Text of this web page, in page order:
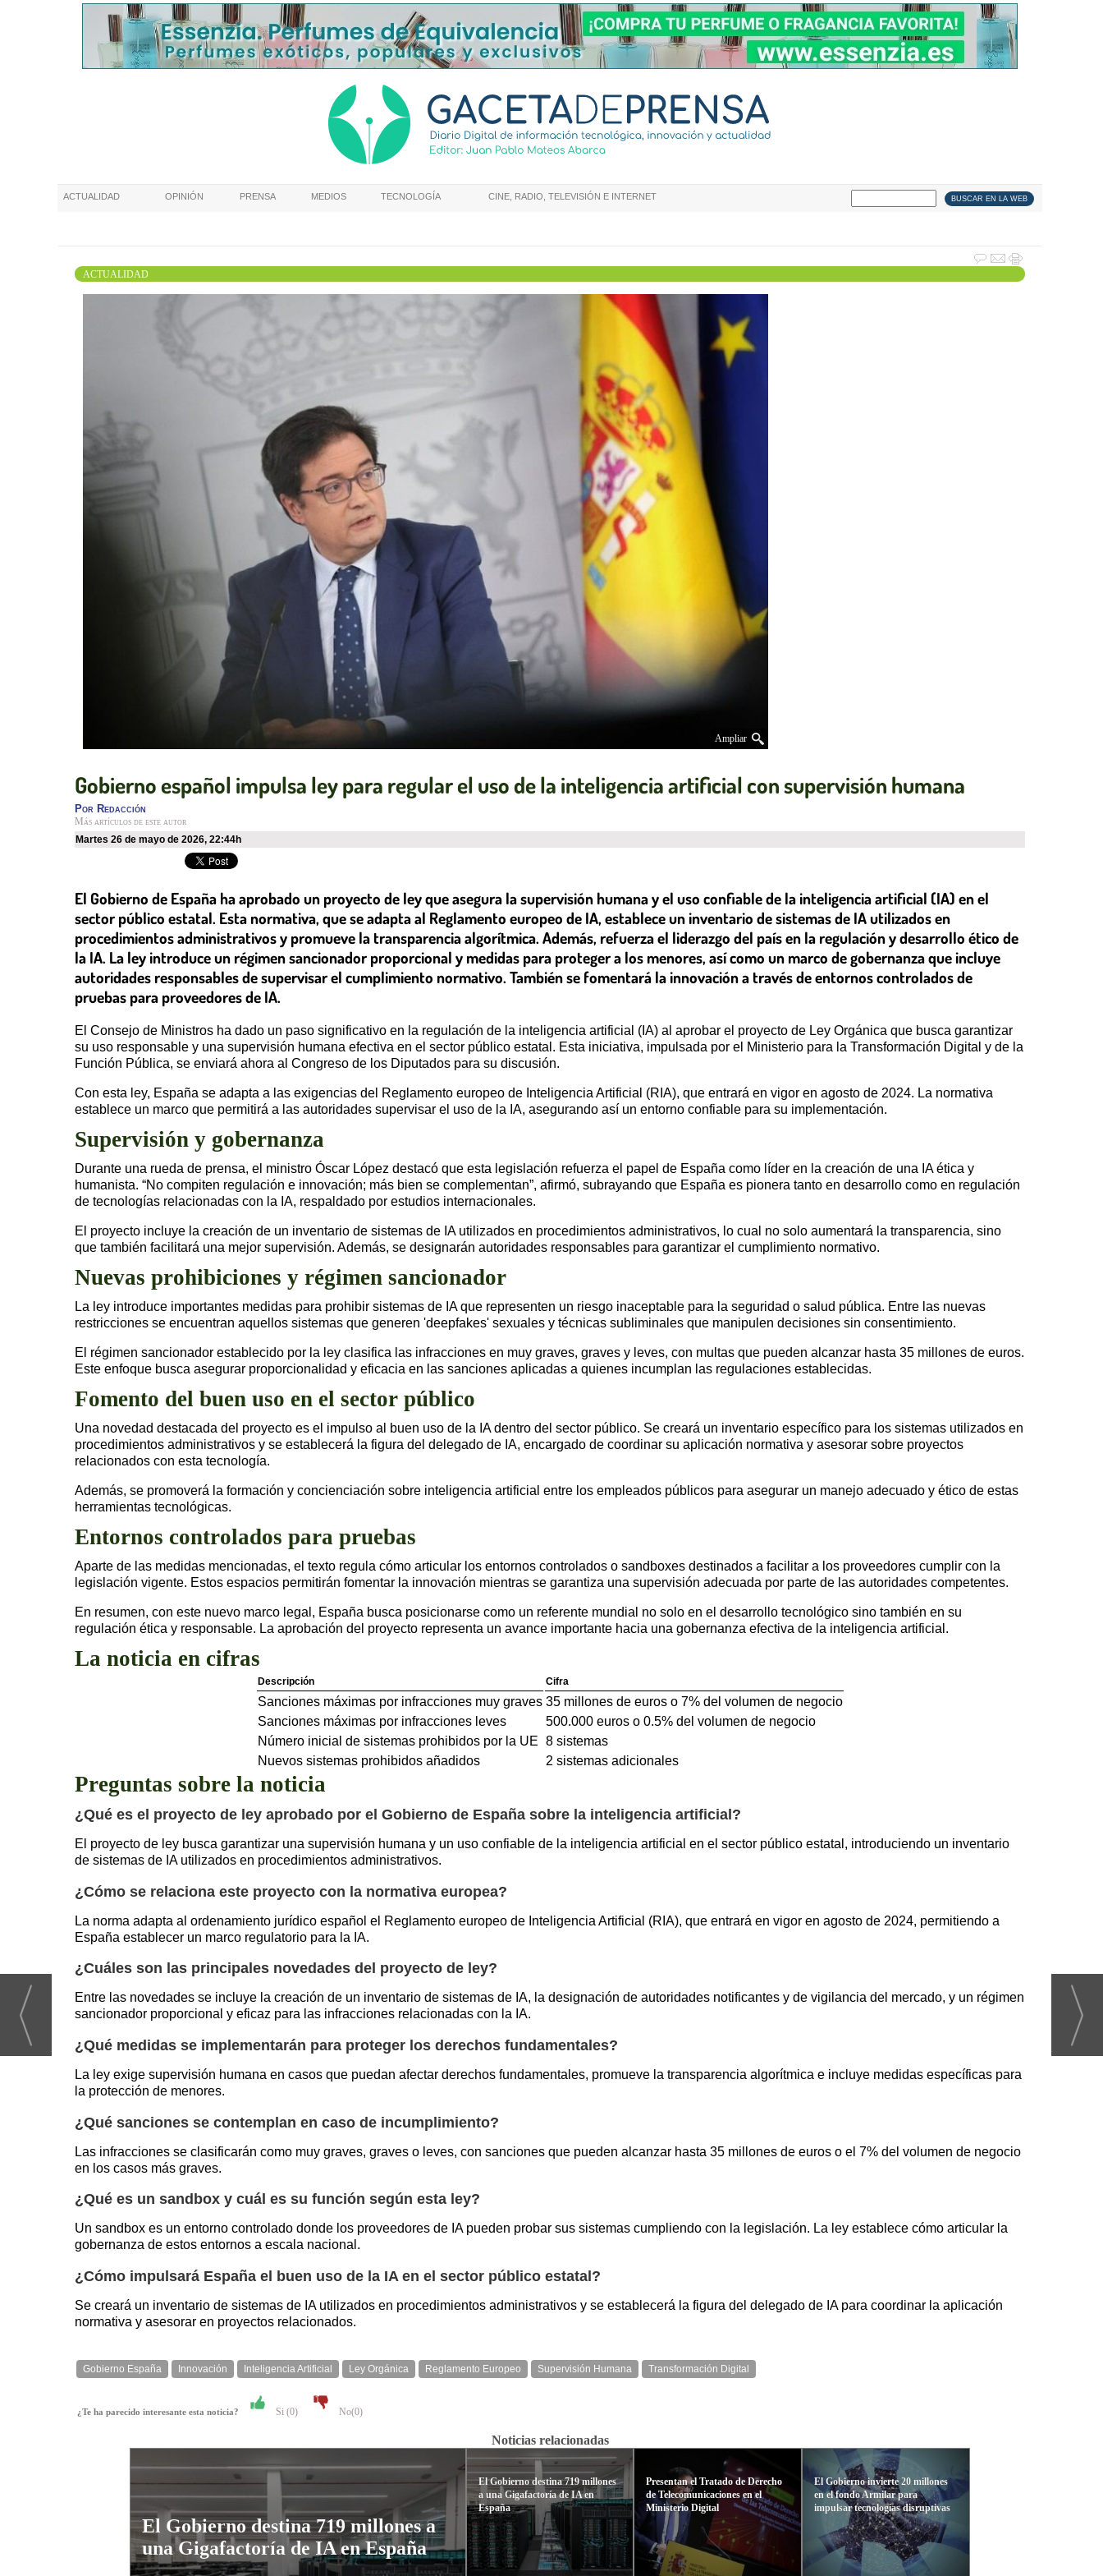
ACTUALIDAD OPINIÓN PRENSA MEDIOS TECNOLOGÍA CINE, RADIO, TELEVISIÓN E INTERNET
ACTUALIDAD
Ampliar
Gobierno español impulsa ley para regular el uso de la inteligencia artificial con supervisión humana
Por Redacción
Más artículos de este autor
martes 26 de mayo de 2026, 22:44h
El Gobierno de España ha aprobado un proyecto de ley que asegura la supervisión humana y el uso confiable de la inteligencia artificial (IA) en el
sector público estatal. Esta normativa, que se adapta al Reglamento europeo de IA, establece un inventario de sistemas de IA utilizados en
procedimientos administrativos y promueve la transparencia algorítmica. Además, refuerza el liderazgo del país en la regulación y desarrollo ético de
la IA. La ley introduce un régimen sancionador proporcional y medidas para proteger a los menores, así como un marco de gobernanza que incluye
autoridades responsables de supervisar el cumplimiento normativo. También se fomentará la innovación a través de entornos controlados de
pruebas para proveedores de IA.
El Consejo de Ministros ha dado un paso significativo en la regulación de la inteligencia artificial (IA) al aprobar el proyecto de Ley Orgánica que busca garantizar
su uso responsable y una supervisión humana efectiva en el sector público estatal. Esta iniciativa, impulsada por el Ministerio para la Transformación Digital y de la
Función Pública, se enviará ahora al Congreso de los Diputados para su discusión.
Con esta ley, España se adapta a las exigencias del Reglamento europeo de Inteligencia Artificial (RIA), que entrará en vigor en agosto de 2024. La normativa
establece un marco que permitirá a las autoridades supervisar el uso de la IA, asegurando así un entorno confiable para su implementación.
Supervisión y gobernanza
Durante una rueda de prensa, el ministro Óscar López destacó que esta legislación refuerza el papel de España como líder en la creación de una IA ética y
humanista. “No compiten regulación e innovación; más bien se complementan”, afirmó, subrayando que España es pionera tanto en desarrollo como en regulación
de tecnologías relacionadas con la IA, respaldado por estudios internacionales.
El proyecto incluye la creación de un inventario de sistemas de IA utilizados en procedimientos administrativos, lo cual no solo aumentará la transparencia, sino
que también facilitará una mejor supervisión. Además, se designarán autoridades responsables para garantizar el cumplimiento normativo.
Nuevas prohibiciones y régimen sancionador
La ley introduce importantes medidas para prohibir sistemas de IA que representen un riesgo inaceptable para la seguridad o salud pública. Entre las nuevas
restricciones se encuentran aquellos sistemas que generen 'deepfakes' sexuales y técnicas subliminales que manipulen decisiones sin consentimiento.
El régimen sancionador establecido por la ley clasifica las infracciones en muy graves, graves y leves, con multas que pueden alcanzar hasta 35 millones de euros.
Este enfoque busca asegurar proporcionalidad y eficacia en las sanciones aplicadas a quienes incumplan las regulaciones establecidas.
Fomento del buen uso en el sector público
Una novedad destacada del proyecto es el impulso al buen uso de la IA dentro del sector público. Se creará un inventario específico para los sistemas utilizados en
procedimientos administrativos y se establecerá la figura del delegado de IA, encargado de coordinar su aplicación normativa y asesorar sobre proyectos
relacionados con esta tecnología.
Además, se promoverá la formación y concienciación sobre inteligencia artificial entre los empleados públicos para asegurar un manejo adecuado y ético de estas
herramientas tecnológicas.
Entornos controlados para pruebas
Aparte de las medidas mencionadas, el texto regula cómo articular los entornos controlados o sandboxes destinados a facilitar a los proveedores cumplir con la
legislación vigente. Estos espacios permitirán fomentar la innovación mientras se garantiza una supervisión adecuada por parte de las autoridades competentes.
En resumen, con este nuevo marco legal, España busca posicionarse como un referente mundial no solo en el desarrollo tecnológico sino también en su
regulación ética y responsable. La aprobación del proyecto representa un avance importante hacia una gobernanza efectiva de la inteligencia artificial.
La noticia en cifras
Descripción Cifra
Sanciones máximas por infracciones muy graves 35 millones de euros o 7% del volumen de negocio
Sanciones máximas por infracciones leves
500.000 euros o 0.5% del volumen de negocio
Número inicial de sistemas prohibidos por la UE 8 sistemas
Nuevos sistemas prohibidos añadidos
2 sistemas adicionales
Preguntas sobre la noticia
¿Qué es el proyecto de ley aprobado por el Gobierno de España sobre la inteligencia artificial?
El proyecto de ley busca garantizar una supervisión humana y un uso confiable de la inteligencia artificial en el sector público estatal, introduciendo un inventario
de sistemas de IA utilizados en procedimientos administrativos.
¿Cómo se relaciona este proyecto con la normativa europea?
La norma adapta al ordenamiento jurídico español el Reglamento europeo de Inteligencia Artificial (RIA), que entrará en vigor en agosto de 2024, permitiendo a
España establecer un marco regulatorio para la IA.
¿Cuáles son las principales novedades del proyecto de ley?
Entre las novedades se incluye la creación de un inventario de sistemas de IA, la designación de autoridades notificantes y de vigilancia del mercado, y un régimen
sancionador proporcional y eficaz para las infracciones relacionadas con la IA.
¿Qué medidas se implementarán para proteger los derechos fundamentales?
La ley exige supervisión humana en casos que puedan afectar derechos fundamentales, promueve la transparencia algorítmica e incluye medidas específicas para
la protección de menores.
¿Qué sanciones se contemplan en caso de incumplimiento?
Las infracciones se clasificarán como muy graves, graves o leves, con sanciones que pueden alcanzar hasta 35 millones de euros o el 7% del volumen de negocio
en los casos más graves.
¿Qué es un sandbox y cuál es su función según esta ley?
Un sandbox es un entorno controlado donde los proveedores de IA pueden probar sus sistemas cumpliendo con la legislación. La ley establece cómo articular la
gobernanza de estos entornos a escala nacional.
¿Cómo impulsará España el buen uso de la IA en el sector público estatal?
Se creará un inventario de sistemas de IA utilizados en procedimientos administrativos y se establecerá la figura del delegado de IA para coordinar la aplicación
normativa y asesorar en proyectos relacionados.
Gobierno España Innovación Inteligencia Artificial Ley Orgánica Reglamento Europeo Supervisión Humana Transformación Digital
¿Te ha parecido interesante esta noticia? Si (0) No(0)
Noticias relacionadas
El Gobierno destina 719 millones a
una Gigafactoría de IA en España
El Gobierno destina 719 millones
a una Gigafactoría de IA en
España
Presentan el Tratado de Derecho
de Telecomunicaciones en el
Ministerio Digital
El Gobierno invierte 20 millones
en el fondo Armilar para
impulsar tecnologías disruptivas